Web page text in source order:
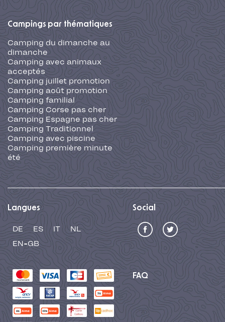
Campings par thématiques
Camping du dimanche au
dimanche
Camping avec animaux
acceptés
Camping juillet promotion
Camping août promotion
Camping familial
Camping Corse pas cher
Camping Espagne pas cher
Camping Traditionnel
Camping avec piscine
Camping première minute
été
Langues
DE ES IT
NL
EN-GB
Social
FAQ